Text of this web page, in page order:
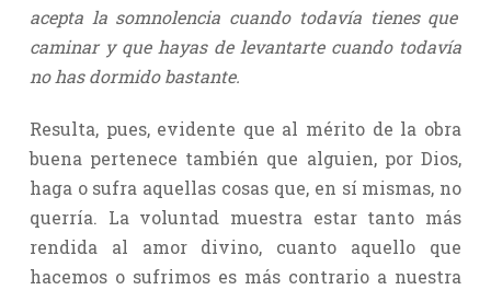
acepta la somnolencia cuando todavía tienes que
caminar y que hayas de levantarte cuando todavía
no has dormido bastante.
Resulta, pues, evidente que al mérito de la obra
buena pertenece también que alguien, por Dios,
haga o sufra aquellas cosas que, en sí mismas, no
querría. La voluntad muestra estar tanto más
rendida al amor divino, cuanto aquello que
hacemos o sufrimos es más contrario a nuestra